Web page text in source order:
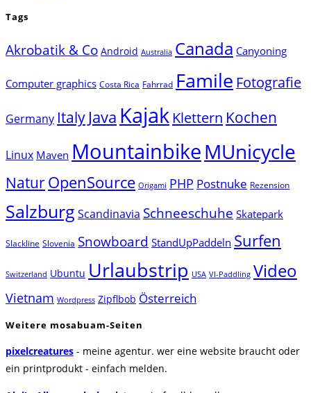
Tags
Akrobatik & Co Android Australia Canada Canyoning
Computer graphics Costa Rica Fahrrad Famile Fotografie
Germany Italy Java Kajak Klettern Kochen
Linux Maven MountainbikeMUnicycle
NaturOpenSource Origami PHP Postnuke Rezension
SalzburgScandinavia Schneeschuhe Skatepark
Slackline Slovenia Snowboard StandUpPaddeln Surfen
Switzerland Ubuntu Urlaubstrip USA VI-Paddling Video
Vietnam Wordpress Zipflbob Österreich
Weitere mosabuam-Seiten
pixelcreatures - meine agentur. wer eine website braucht oder
ein printprodukt - einfach melden.